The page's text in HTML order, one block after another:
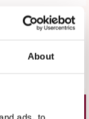
About